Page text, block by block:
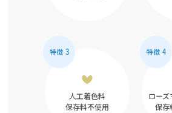
人工着色料
保存料不使用
ロー
保存